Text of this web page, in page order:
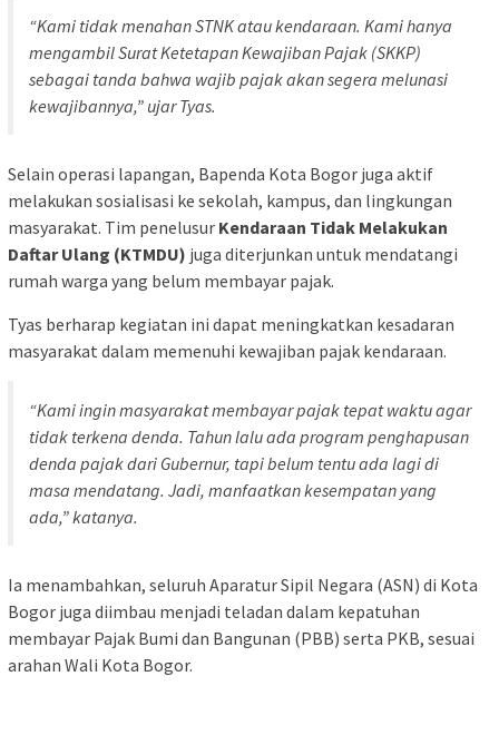
“Kami tidak menahan STNK atau kendaraan. Kami hanya
mengambil Surat Ketetapan Kewajiban Pajak (SKKP)
sebagai tanda bahwa wajib pajak akan segera melunasi
kewajibannya,” ujar Tyas.
Selain operasi lapangan, Bapenda Kota Bogor juga aktif
melakukan sosialisasi ke sekolah, kampus, dan lingkungan
masyarakat. Tim penelusur Kendaraan Tidak Melakukan
Daftar Ulang (KTMDU) juga diterjunkan untuk mendatangi
rumah warga yang belum membayar pajak.
Tyas berharap kegiatan ini dapat meningkatkan kesadaran
masyarakat dalam memenuhi kewajiban pajak kendaraan.
“Kami ingin masyarakat membayar pajak tepat waktu agar
tidak terkena denda. Tahun lalu ada program penghapusan
denda pajak dari Gubernur, tapi belum tentu ada lagi di
masa mendatang. Jadi, manfaatkan kesempatan yang
ada,” katanya.
Ia menambahkan, seluruh Aparatur Sipil Negara (ASN) di Kota
Bogor juga diimbau menjadi teladan dalam kepatuhan
membayar Pajak Bumi dan Bangunan (PBB) serta PKB, sesuai
arahan Wali Kota Bogor.